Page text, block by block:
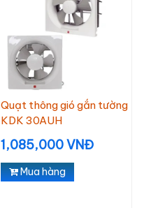
Quạt thông gió gắn tường
KDK 30AUH
1,085,000 VNĐ
Mua hàng